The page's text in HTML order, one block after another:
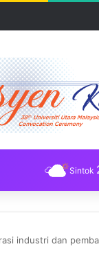
Sintok
industri dan